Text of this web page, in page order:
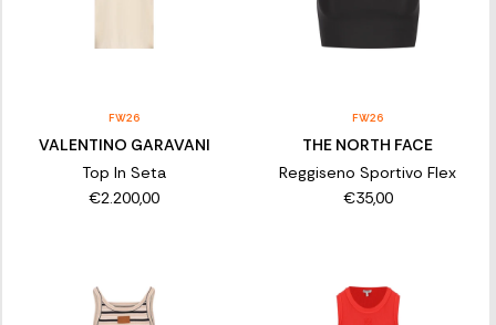
FW26
VALENTINO GARAVANI
Top In Seta
€2.200,00
FW26
THE NORTH FACE
Reggiseno Sportivo Flex
€35,00